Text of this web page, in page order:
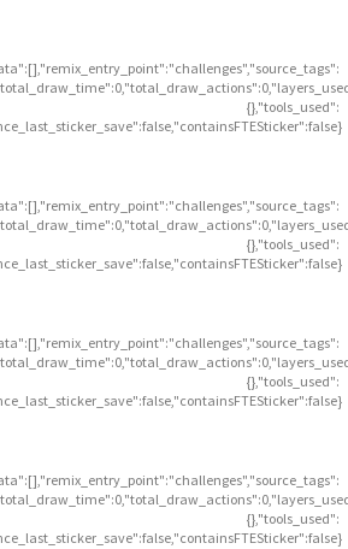
{},"tools_used":
{},"tools_used":
{},"tools_used":
{},"tools_used":